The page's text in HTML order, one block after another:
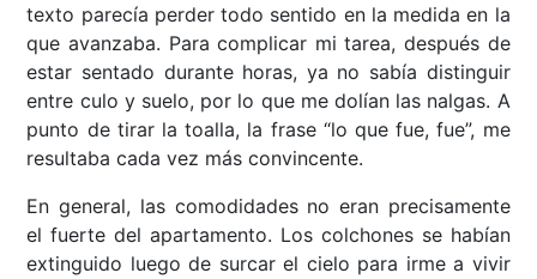
texto parecía perder todo sentido en la medida en la
que avanzaba. Para complicar mi tarea, después de
estar sentado durante horas, ya no sabía distinguir
entre culo y suelo, por lo que me dolían las nalgas. A
punto de tirar la toalla, la frase “lo que fue, fue”, me
resultaba cada vez más convincente.
En general, las comodidades no eran precisamente
el fuerte del apartamento. Los colchones se habían
extinguido luego de surcar el cielo para irme a vivir